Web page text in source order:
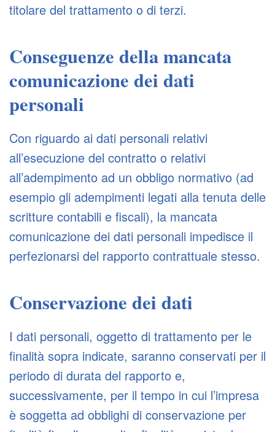
titolare del trattamento o di terzi.
Conseguenze della mancata
comunicazione dei dati
personali
Con riguardo ai dati personali relativi
all’esecuzione del contratto o relativi
all’adempimento ad un obbligo normativo (ad
esempio gli adempimenti legati alla tenuta delle
scritture contabili e fiscali), la mancata
comunicazione dei dati personali impedisce il
perfezionarsi del rapporto contrattuale stesso.
Conservazione dei dati
I dati personali, oggetto di trattamento per le
finalità sopra indicate, saranno conservati per il
periodo di durata del rapporto e,
successivamente, per il tempo in cui l’impresa
è soggetta ad obblighi di conservazione per